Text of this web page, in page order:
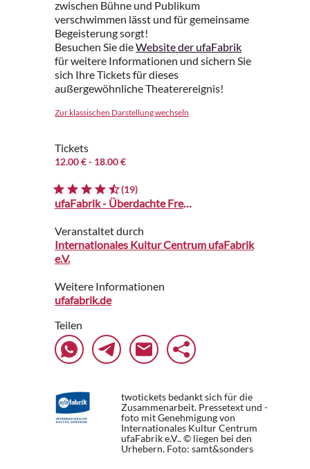
zwischen Bühne und Publikum
verschwimmen lässt und für gemeinsame
Begeisterung sorgt!
Besuchen Sie dieWebsite der ufaFabrik
für weitere Informationen und sichern Sie
sich Ihre Tickets für dieses
außergewöhnliche Theaterereignis!
Zur klassischen Darstellung wechseln
Tickets
12.00 €- 18.00 €
(19)
ufaFabrik - Überdachte Freiluftbühne
Veranstaltet durch
Internationales Kultur Centrum ufaFabrik
e.V.
Weitere Informationen
ufafabrik.de
Teilen
twotickets bedankt sich für die
Zusammenarbeit. Pressetext und -
foto mit Genehmigung von
Internationales Kultur Centrum
ufaFabrik e.V.. © liegen bei den
Urhebern. Foto: samt&sonders